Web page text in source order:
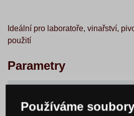
Ideální pro laboratoře, vinařství,
použití
Parametry
ŠířkaPoužíváme